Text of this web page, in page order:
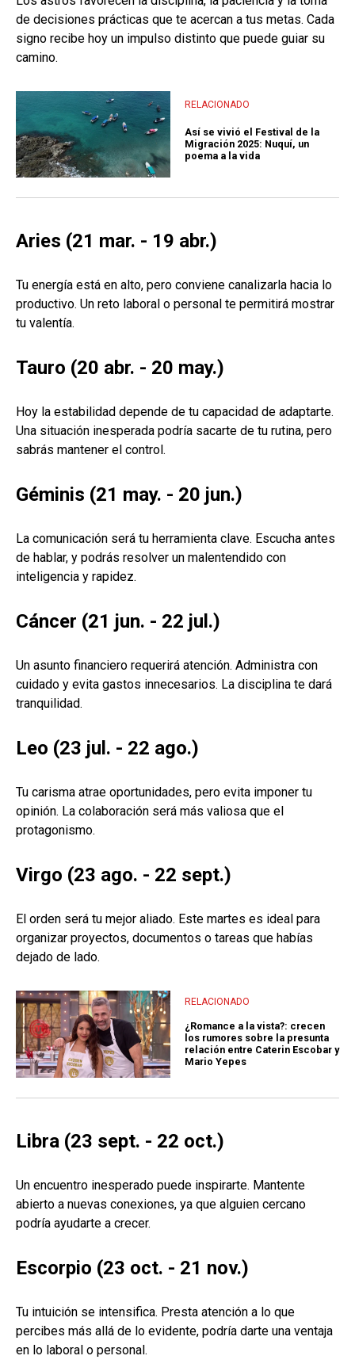
de decisiones prácticas que te acercan a tus metas. Cada
signo recibe hoy un impulso distinto que puede guiar su
camino.
RELACIONADO
Así se vivió el Festival de la
Migración 2025: Nuquí, un
poema a la vida
Aries (21 mar. - 19 abr.)
Tu energía está en alto, pero conviene canalizarla hacia lo
productivo. Un reto laboral o personal te permitirá mostrar
tu valentía.
Tauro (20 abr. - 20 may.)
Hoy la estabilidad depende de tu capacidad de adaptarte.
Una situación inesperada podría sacarte de tu rutina, pero
sabrás mantener el control.
Géminis (21 may. - 20 jun.)
La comunicación será tu herramienta clave. Escucha antes
de hablar, y podrás resolver un malentendido con
inteligencia y rapidez.
Cáncer (21 jun. - 22 jul.)
Un asunto financiero requerirá atención. Administra con
cuidado y evita gastos innecesarios. La disciplina te dará
tranquilidad.
Leo (23 jul. - 22 ago.)
Tu carisma atrae oportunidades, pero evita imponer tu
opinión. La colaboración será más valiosa que el
protagonismo.
Virgo (23 ago. - 22 sept.)
El orden será tu mejor aliado. Este martes es ideal para
organizar proyectos, documentos o tareas que habías
dejado de lado.
RELACIONADO
¿Romance a la vista?: crecen
los rumores sobre la presunta
relación entre Caterin Escobar y
Mario Yepes
Libra (23 sept. - 22 oct.)
Un encuentro inesperado puede inspirarte. Mantente
abierto a nuevas conexiones, ya que alguien cercano
podría ayudarte a crecer.
Escorpio (23 oct. - 21 nov.)
Tu intuición se intensifica. Presta atención a lo que
percibes más allá de lo evidente, podría darte una ventaja
en lo laboral o personal.